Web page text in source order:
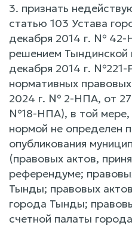
3. признать
статью 103 Устава
декабря 2014 г. № 42-
решением
декабря 2014 г.
нормативных
2024 г. № 2-НПА, от 27
№18-НПА), в той мере,
нормой не определен
опубликования
(правовых актов,
референдуме;
Тынды; правовых
города Тынды;
счетной палаты